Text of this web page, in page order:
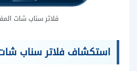
فلاتر سناب شات
استكشاف فلاتر سناب